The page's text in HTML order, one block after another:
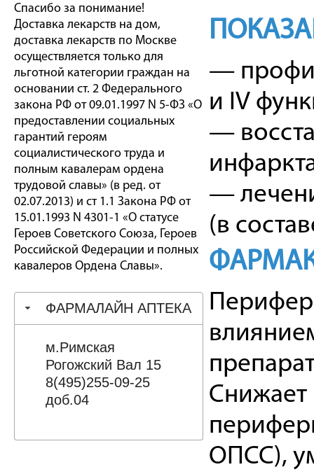
Спасибо за понимание!
Доставка лекарств на дом,
доставка лекарств по Москве
осуществляется только для
льготной категории граждан на
основании ст. 2 Федерального
закона РФ от 09.01.1997 N 5-ФЗ «О
предоставлении социальных
гарантий героям
социалистического труда и
полным кавалерам ордена
трудовой славы» (в ред. от
02.07.2013) и ст 1.1 Закона РФ от
15.01.1993 N 4301-1 «О статусе
Героев Советского Союза, Героев
Российской Федерации и полных
кавалеров Ордена Славы».
ФАРМАЛАЙН АПТЕКА
м.Римская
Рогожский Вал 15
8(495)255-09-25
доб.04
—
и IV
—
—
(в
Снижает
ОПСС),